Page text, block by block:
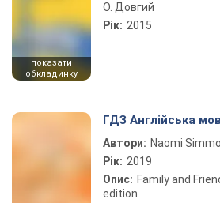
показати
обкладинку
О. Довгий
Рік: 2015
ГДЗ Англійська
Автори: Naomi
Рік: 2019
Опис: Family and
edition